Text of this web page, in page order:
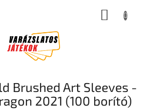
KOSÁR
Brushed Art Sleeves -
2021 (100 borító)